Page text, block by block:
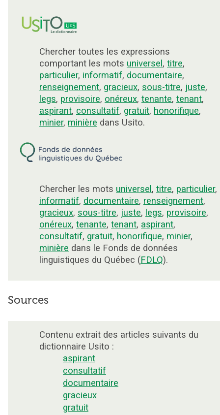
Chercher toutes les expressions
comportant les mots universel , titre,
particulier, informatif, documentaire,
renseignement, gracieux, sous-titre, juste,
legs, provisoire, onéreux, tenante, tenant,
aspirant, consultatif, gratuit, honorifique,
minier, minière dans Usito.
Chercher les mots universel , titre, particulier,
informatif, documentaire, renseignement,
gracieux, sous-titre, juste, legs, provisoire,
onéreux, tenante, tenant, aspirant,
consultatif, gratuit, honorifique, minier,
minière dans le Fonds de données
linguistiques du Québec (FDLQ).
Sources
Contenu extrait des articles suivants du
dictionnaire Usito :
aspirant
consultatif
documentaire
gracieux
gratuit